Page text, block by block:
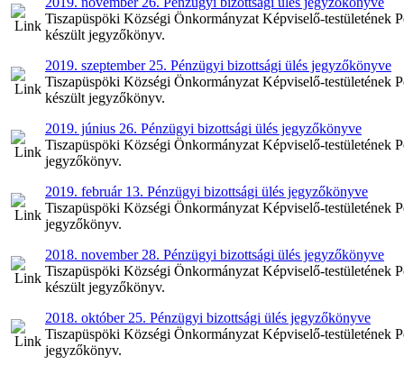
Tiszapüspöki Községi Önkormányzat Képviselő-testületének
készült jegyzőkönyv.
2019. szeptember 25. Pénzügyi bizottsági ülés jegyzőkönyve
Tiszapüspöki Községi Önkormányzat Képviselő-testületének
készült jegyzőkönyv.
2019. június 26. Pénzügyi bizottsági ülés jegyzőkönyve
Tiszapüspöki Községi Önkormányzat Képviselő-testületének
jegyzőkönyv.
2019. február 13. Pénzügyi bizottsági ülés jegyzőkönyve
Tiszapüspöki Községi Önkormányzat Képviselő-testületének
jegyzőkönyv.
2018. november 28. Pénzügyi bizottsági ülés jegyzőkönyve
Tiszapüspöki Községi Önkormányzat Képviselő-testületének
készült jegyzőkönyv.
2018. október 25. Pénzügyi bizottsági ülés jegyzőkönyve
Tiszapüspöki Községi Önkormányzat Képviselő-testületének
jegyzőkönyv.